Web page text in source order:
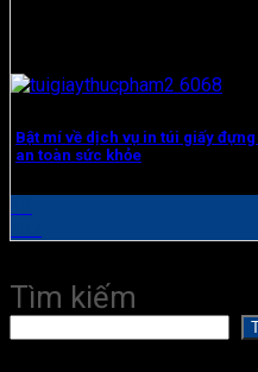
Bật mí về dịch vụ in túi giấy
an toàn sức khỏe
Tìm kiếm